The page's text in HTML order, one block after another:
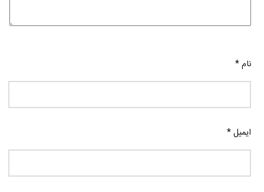
نام*
ایمیل*